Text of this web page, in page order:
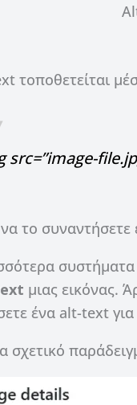
τοποθετείται
src=”image-
το
συστήματα
μιας εικόνας.
ένα alt-text για
σχετικό